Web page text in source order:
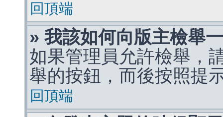
回頂端
» 我該如何向版主檢舉
如果管理員允許檢舉，
舉的按鈕，而後按照提
回頂端